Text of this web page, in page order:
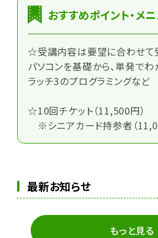
おすすめポイント・メ
☆受講内容は要望に合わせて
パソコンを基礎から、単発で
ラッチ3のプログラミングなど
☆10回チケット（11,500円）
※シニアカード持参者（
最新お知らせ
もっと見る